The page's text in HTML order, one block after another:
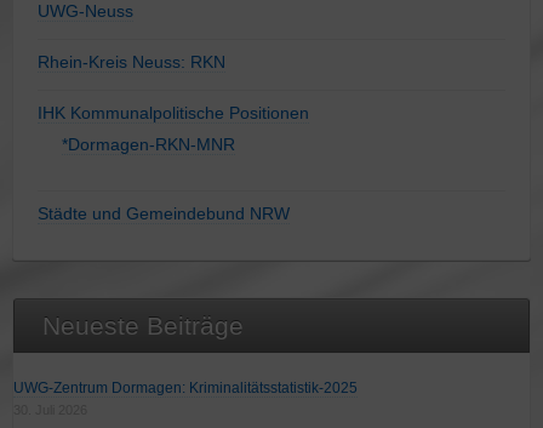
UWG-Neuss
Rhein-Kreis Neuss: RKN
IHK Kommunalpolitische Positionen
*Dormagen-RKN-MNR
Städte und Gemeindebund NRW
Neueste Beiträge
UWG-Zentrum Dormagen: Kriminalitätsstatistik-2025